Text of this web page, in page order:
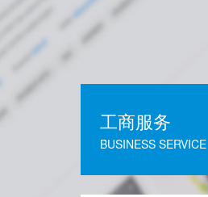
工商服务
BUSINESS SERVICE